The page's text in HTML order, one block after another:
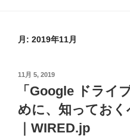
月: 2019年11月
投
11月 5, 2019
「Google ドライ
めに、知ってお
｜WIRED.jp